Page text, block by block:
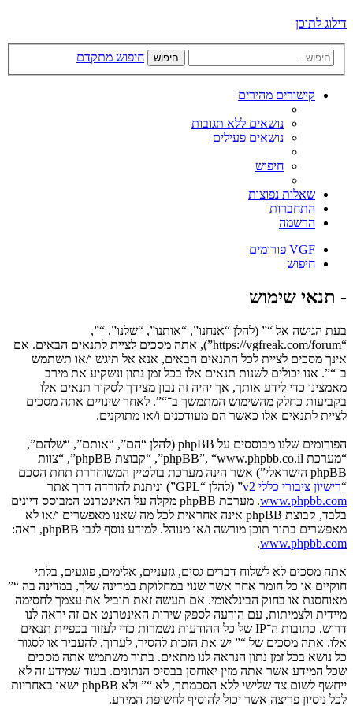
דילוג לתוכן
חיפוש חיפוש מתקדם
קישורים מהירים
נושאים ללא תגובות
נושאים פעילים
חיפוש
שאלות נפוצות
התחברות
הרשמה
VGF פורומים
חיפוש
- תנאי שימוש
בעת הגישה אל “” (להלן “אנחנו”, “אותנו”, “שלנו”, “”,
“https://vgfreak.com/forum”), אתה מסכים לציית לתנאים הבאים. אם
אינך מסכים לציית לכל התנאים הבאים, אנא אל תיגש ו/או תשתמש
ב־“”. אנו יכולים לשנות תנאים אלו בכל זמן נתון ונשקיע את מירב
מאמצינו כדי לידע אותך, אך יהיה זה נבון מצידך לסקור תנאים אלו
בקביעות כחלק מהשימוש המתמשך ב־“”. לאחר שינויים אתה מסכים
לציית לתנאים אלו כאשר הם מעודכנים ו/או מתוקנים.
הפורומים שלנו מבוססים על phpBB (להלן “הם”, “אותם”, “שלהם”,
“מערכת phpBB”, “www.phpbb.co.il”, “קבוצת phpBB”, “צוות
phpBB הישראלי”) אשר הינה מערכת בולטיין המשוחררת תחת הסכם
“רישיון ציבורי כללי v2
” (להלן “GPL”) וניתנת להורדה דרך אתר
www.phpbb.com
. מערכת phpBB מקלה על האינטרנט המבוסס דיונים
בלבד, קבוצת phpBB אינה אחראית לכל מה שאנו מאפשרים ו/או לא
מאפשרים בתור תוכן מורשה ו/או מנוהל. למידע נוסף לגבי phpBB, ראה:
www.phpbb.com
.
אתה מסכים לא לשלוח דברים גסים, גזעניים, אלימים, פוגעים, בלתי
חוקיים או כל חומר אחר אשר שנוי במחלוקת במדינה שלך, במדינה בה “”
מאוחסנת או בחוק הבינלאומי. אם תעשה זאת תוביל את עצמך לחסימה
מיידית ולצמיתות, עם הודעה לספק שירות האינטרנט אם זה יראה לנו
דרוש. כתובות ה־IP של כל ההודעות נשמרות כדי לעזור בכפיית תנאים
אלו. אתה מסכים של “” יש את הזכות להסיר, לערוך, להעביר או לסגור
כל נושא בכל זמן נתון הנראה לנו מתאים. בתור משתמש אתה מסכים
שכל המידע אשר אתה מזין יאוחסן בבסיס הנתונים. בעוד שמידע זה לא
ייחשף לשום צד שלישי ללא הסכמתך, לא “” ולא phpBB ישאו באחריות
לכל ניסיון פריצה אשר יכול להוסיף לחשיפת המידע.